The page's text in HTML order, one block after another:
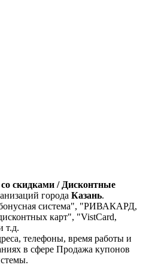
скидками / Дисконтные
города Казань.
система", "РИВАКАРД,
карт", "VistСard,
т.д.
телефоны, время работы и
в сфере Продажа купонов